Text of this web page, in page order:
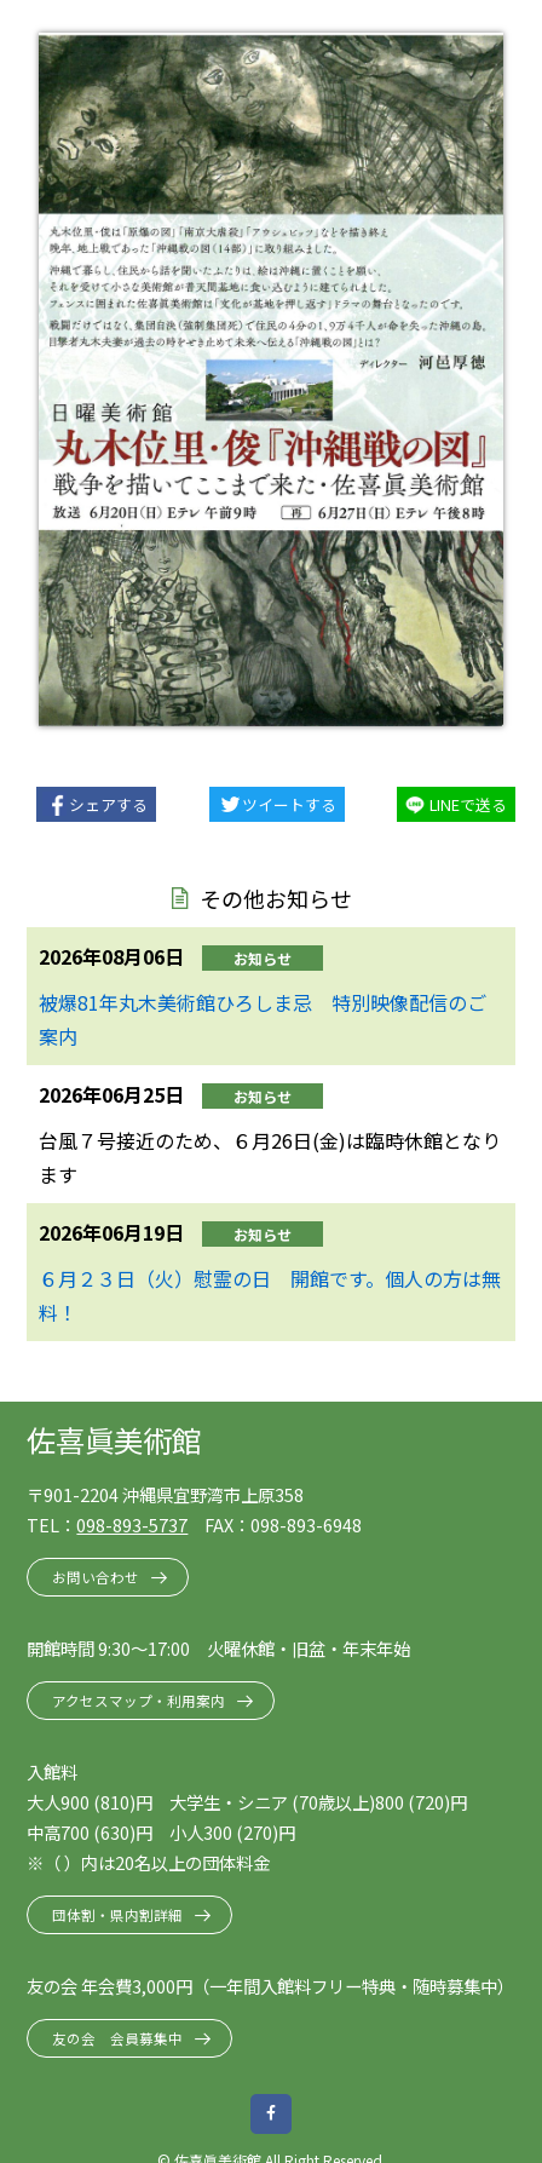
シェアする ツイートする LINEで送る
その他お知らせ
2026年08月06日 お知らせ
被爆81年丸木美術館ひろしま忌 特別映像配信のご
案内
2026年06月25日
お知らせ
台風７号接近のため、６月26日(金)は臨時休館となり
ます
2026年06月19日
お知らせ
６月２３日（火）慰霊の日 開館です。個人の方は無
料！
佐喜眞美術館
〒901-2204 沖縄県宜野湾市上原358
TEL：098-893-5737 FAX：098-893-6948
お問い合わせ
開館時間 9:30～17:00 火曜休館・旧盆・年末年始
アクセスマップ・利用案内
入館料
大人900 (810)円 大学生・シニア (70歳以上)800 (720)円
中高700 (630)円 小人300 (270)円
※（ ）内は20名以上の団体料金
団体割・県内割詳細
友の会 年会費3,000円（一年間入館料フリー特典・随時募集中）
友の会 会員募集中